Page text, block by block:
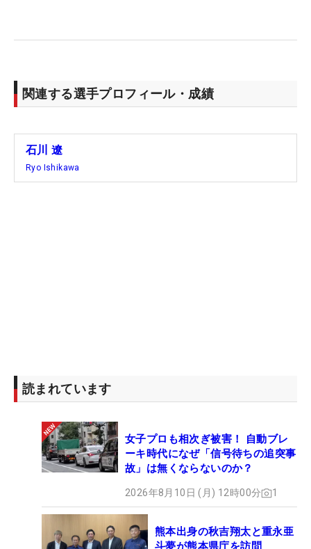
グが変わってしまうので、それでドライバーは真っ
すぐ飛んでも、3Uは引っかかっちゃう」
石川のような右に出して左に戻していくドローヒッ
ターにとって、左に出る球は感覚的に気持ちが悪
い。ドライバーの下の3番ウッドと3番ユーティリテ
回転が入ってくれるのでめっちゃ助かるんです」と
7ホールの50％と決して高くないが、感覚的に意図
しない方向にボールが飛ばなかったため、本人のド
ライバーへの満足度は高いのだ。
「ロングアイアンとかユーティリティとかでいいタ
て、それにドライバーのスペックを合わせていく、
関連する選手プロフィール・成績
石川 遼
Ryo Ishikawa
読まれています
女子プロも相次ぎ被害！ 自動ブレ
ーキ時代になぜ「信号待ちの追突事
故」は無くならないのか？
2026年8月10日 (月) 12時00分 1
熊本出身の秋吉翔太と重永亜
斗夢が熊本県庁を訪問